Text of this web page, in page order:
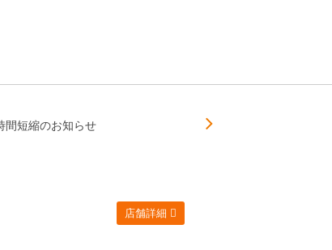
間短縮のお知らせ
店舗詳細